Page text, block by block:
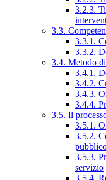
3.2.3.
3.3.
3.3.1.
3.3.2.
3.4. Metodo
3.4.1.
3.4.2.
3.4.3.
3.4.4.
3.5. Il
3.5.1.
3.5.2.
3.5.3.
servizio
3.5.4.